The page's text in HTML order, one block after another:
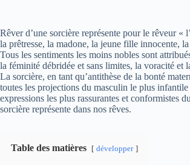
Rêver d’une sorcière représente pour le rêveur «
la prêtresse, la madone, la jeune fille innocente,
Tous les sentiments les moins nobles sont
la féminité débridée et sans limites, la voracité et
La sorcière, en tant qu’antithèse de la bonté
toutes les projections du masculin le plus
expressions les plus rassurantes et conformistes
sorcière représente dans nos rêves.
Table des matières développer